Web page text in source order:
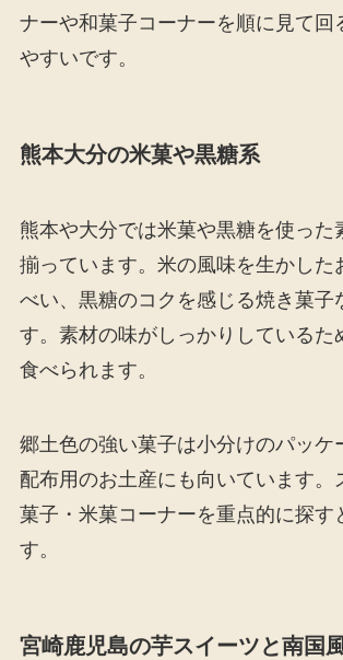
ナーや和菓子コーナーを順に見て回
やすいです。
熊本大分の米菓や黒糖系
熊本や大分では米菓や黒糖を使った
揃っています。米の風味を生かした
べい、黒糖のコクを感じる焼き菓子
す。素材の味がしっかりしているた
食べられます。
郷土色の強い菓子は小分けのパッケ
配布用のお土産にも向いています。
菓子・米菓コーナーを重点的に探す
す。
宮崎鹿児島の芋スイーツと南国